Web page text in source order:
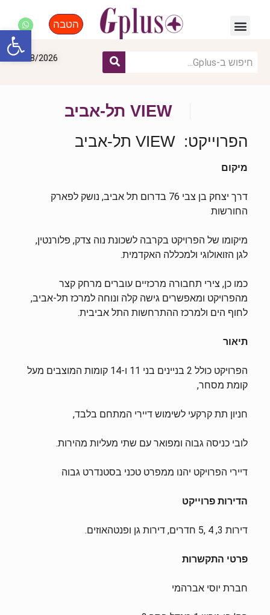
הטבה
07/08/2026
VIEW תל-אביב
הפרוייקט: VIEW תל-אביב
מיקום
דרך יצחק בן צבי 76 בדרום תל אביב, נושק לפארק
החורשות
מיקומו של הפרויקט בקרבה לשכונת נוה צדק, פלורנטין,
לגן הזואולוגי ולמכללה האקדמית.
כמו כן, צירי תחבורה מרכזיים עוברים מרחק קצר
מהפרויקט ומאפשרים גישה קלה ונוחה למרכז תל-אביב,
לחוף הים ולמרכז ההתרחשות התל אביבית.
תיאור
הפרויקט כולל 2 בניינים בני 11 ו-14 קומות המוצבים מעל
קומת מסחר,
חניון תת קרקעי לשימוש דיירי המתחם בלבד,
לובי כניסה גבוה ומפואר עם שתי מעליות מהירות.
דיירי הפרויקט יהנו ממפרט טכני בסטנדרט גבוה
הדירות פרוייקט
דירות 3, 4 ,5 חדרים, דירות גן ופנטהאוזים.
פרטי התקשרות
חברת יוסי אברהמי
פתח